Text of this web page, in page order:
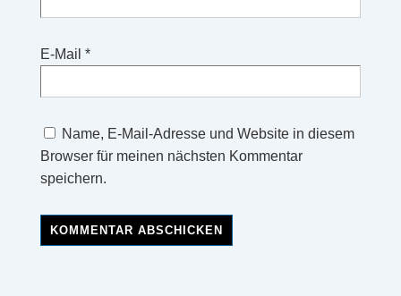
E-Mail *
Name, E-Mail-Adresse und Website in diesem
Browser für meinen nächsten Kommentar
speichern.